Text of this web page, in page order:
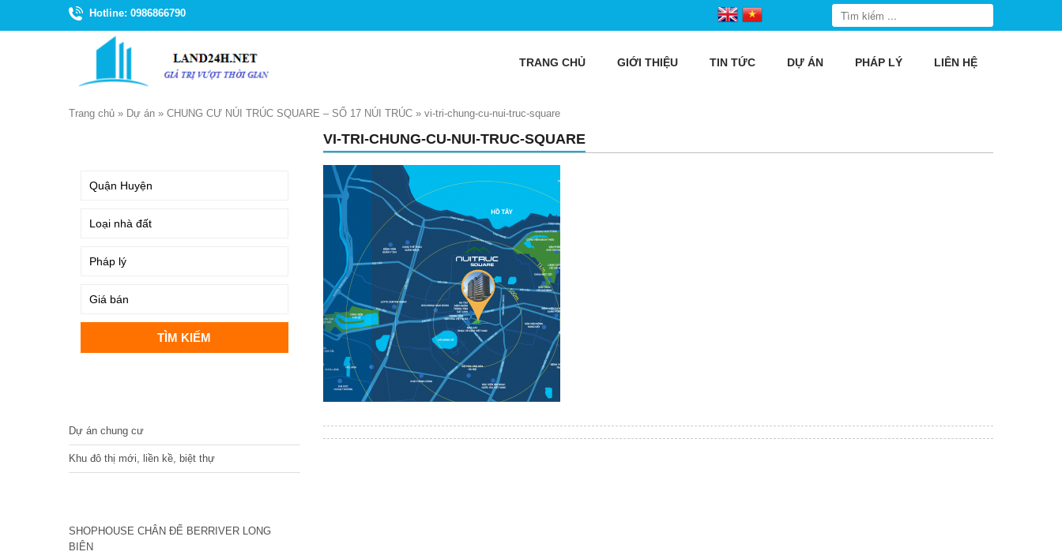
Hotline: 0986866790
TRANG CHỦ GIỚI THIỆU TIN TỨC DỰ ÁN PHÁP LÝ LIÊN HỆ
Trang chủ » Dự án » CHUNG CƯ NÚI TRÚC SQUARE – SỐ 17 NÚI TRÚC » vi-tri-chung-cu-nui-truc-square
VI-TRI-CHUNG-CU-NUI-TRUC-SQUARE
Dự án chung cư
Khu đô thị mới, liền kề, biệt thự
SHOPHOUSE CHÂN ĐẾ BERRIVER LONG
BIÊN